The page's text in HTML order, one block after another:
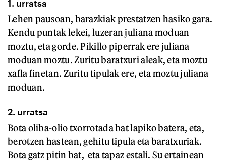
1. urratsa
Lehen pausoan, barazkiak prestatzen hasiko gara.
Kendu puntak lekei, luzeran juliana moduan
moztu, eta gorde. Pikillo piperrak ere juliana
moduan moztu. Zuritu baratxuri aleak, eta moztu
xafla finetan. Zuritu tipulak ere, eta moztu juliana
moduan.
2. urratsa
Bota oliba-olio txorrotada bat lapiko batera, eta,
berotzen hastean, gehitu tipula eta baratxuriak.
Bota gatz pitin bat, eta tapaz estali. Su ertainean